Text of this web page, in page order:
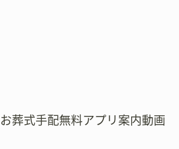
お葬式手配無料アプリ案内動画